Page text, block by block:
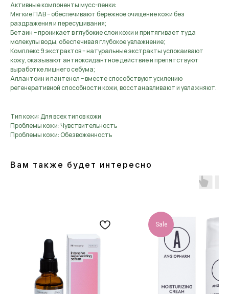
Активные компоненты мусс-пенки:
Мягкие ПАВ – обеспечивают бережное очищение кожи без
раздражения и пересушивания;
Бетаин – проникает в глубокие слои кожи и притягивает туда
молекулы воды, обеспечивая глубокое увлажнение;
Комплекс 9 экстрактов – натуральные экстракты успокаивают
кожу, оказывают антиоксидантное действие и препятствуют
выработке лишнего себума;
Аллантоин и пантенол – вместе способствуют усилению
регенеративной способности кожи, восстанавливают и увлажняют.
Тип кожи: Для всех типов кожи
Проблемы кожи: Чувствительность
Проблемы кожи: Обезвоженность
Вам также будет интересно
Sale